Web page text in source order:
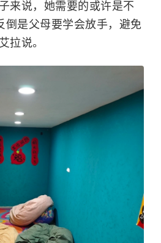
来说，她需要的或许是不
倒是父母要学会放手，避免
拉说。